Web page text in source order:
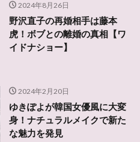
2024年8月26日
野沢直子の再婚相手は藤本
虎！ボブとの離婚の真相【ワ
イドナショー】
2024年2月20日
ゆきぽよが韓国女優風に大変
身！ナチュラルメイクで新た
な魅力を発見